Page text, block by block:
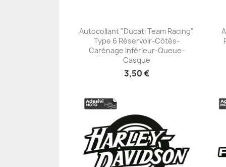
+23
Autocollant "Ducati Team Racing"
Type 6 Réservoir-Côtés-
Carénage Inférieur-Queue-
Casque
3,50 €